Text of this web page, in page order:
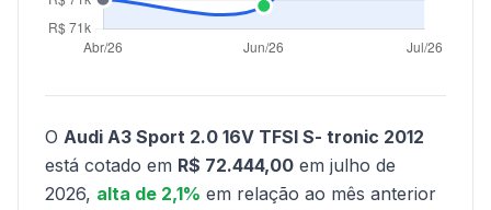
O Audi A3 Sport 2.0 16V TFSI S- tronic 2012
está cotado em R$ 72.444,00 em julho de
2026, alta de 2,1% em relação ao mês anterior